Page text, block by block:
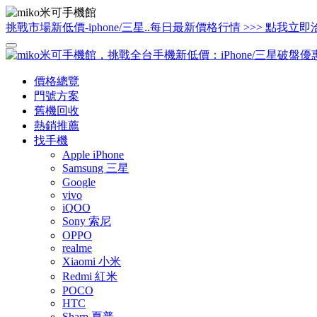
挑戰市場新低價-iphone/三星..每日最新價格行情 >>> 點我立即
價格總覽
門號方案
舊機回收
熱銷推薦
找手機
Apple iPhone
Samsung 三星
Google
vivo
iQOO
Sony 索尼
OPPO
realme
Xiaomi 小米
Redmi 紅米
POCO
HTC